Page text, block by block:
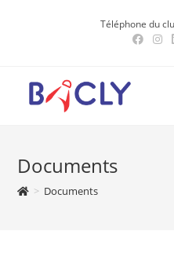
Téléphone du
Documents
> Documents